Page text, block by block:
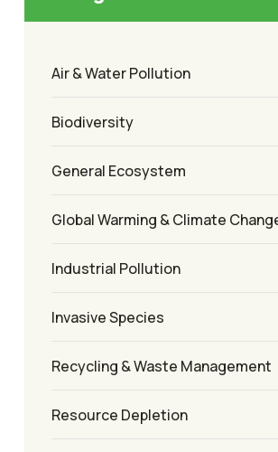
Air & Water Pollution
Biodiversity
General Ecosystem
Global Warming & Climate
Industrial Pollution
Invasive Species
Recycling & Waste Management
Resource Depletion